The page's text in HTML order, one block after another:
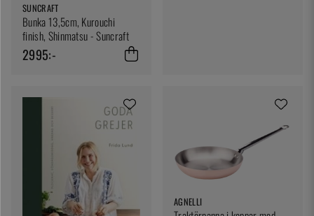
SUNCRAFT
Bunka 13,5cm, Kurouchi
finish, Shinmatsu - Suncraft
2995:-
AGNELLI